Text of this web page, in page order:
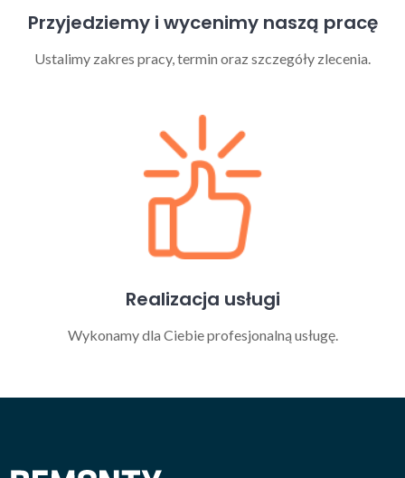
Przyjedziemy i wycenimy naszą pracę
Ustalimy zakres pracy, termin oraz szczegóły zlecenia.
Realizacja usługi
Wykonamy dla Ciebie profesjonalną usługę.